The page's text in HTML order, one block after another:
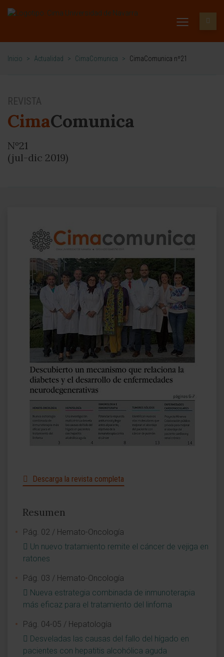
Inicio > Actualidad > CimaComunica > CimaComunica nº21
REVISTA
CimaComunica
Nº21
(jul-dic 2019)
Descarga la revista completa
Resumen
Pág. 02 / Hemato-Oncología
Un nuevo tratamiento remite el cáncer de vejiga en
ratones
Pág. 03 / Hemato-Oncología
Nueva estrategia combinada de inmunoterapia
más eficaz para el tratamiento del linfoma
Pág. 04-05 / Hepatología
Desveladas las causas del fallo del hígado en
pacientes con hepatitis alcohólica aguda